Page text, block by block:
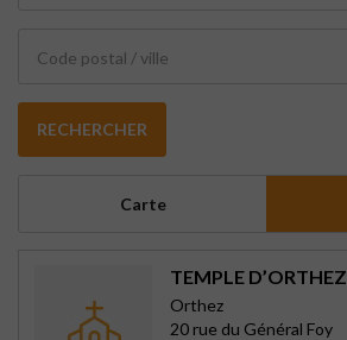
Code postal / ville
RECHERCHER
Carte
TEMPLE D’ORTHEZ
Orthez
20 rue du Général Foy